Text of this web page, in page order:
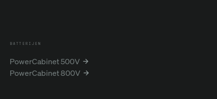
BATTERIJEN
PowerCabinet 500V
PowerCabinet 800V